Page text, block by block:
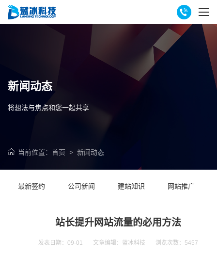
新闻动态
将想法与焦点和您一起共享
当前位置： 首页 > 新闻动态
最新签约 公司新闻 建站知识 网站推广
站长提升网站流量的必用方法
发表日期：09-01 文章编辑：蓝冰科技 浏览次数： 5457